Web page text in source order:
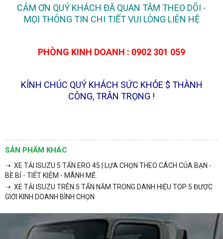
CẢM ƠN QUÝ KHÁCH ĐÃ QUAN TÂM THEO DÕI -
MỌI THÔNG TIN CHI TIẾT VUI LÒNG LIÊN HỆ
PHÒNG KINH DOANH : 0902 301 059
KÍNH CHÚC QUÝ KHÁCH SỨC KHỎE $ THÀNH
CÔNG, TRÂN TRỌNG !
SẢN PHẨM KHÁC
➝ XE TẢI ISUZU 5 TẤN ERO 45 | LỰA CHỌN THEO CÁCH CỦA BẠN -
BỀ BỈ - TIẾT KIỆM - MÃNH MẼ.
➝ XE TẢI ISUZU TRÊN 5 TẤN NẰM TRONG DANH HIỆU TOP 5 ĐƯỢC
GIỚI KINH DOANH BÌNH CHỌN